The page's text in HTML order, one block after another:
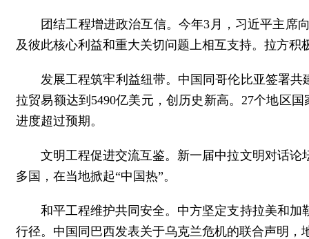
团结工程增进政治互信。今年3月，习近平主席
及彼此核心利益和重大关切问题上相互支持。拉方
发展工程筑牢利益纽带。中国同哥伦比亚签署共
拉贸易额达到5490亿美元，创历史新高。27个地区
进度超过预期。
文明工程促进交流互鉴。新一届中拉文明对话
多国，在当地掀起“中国热”。
和平工程维护共同安全。中方坚定支持拉美和
行径。中国同巴西发表关于乌克兰危机的联合声明